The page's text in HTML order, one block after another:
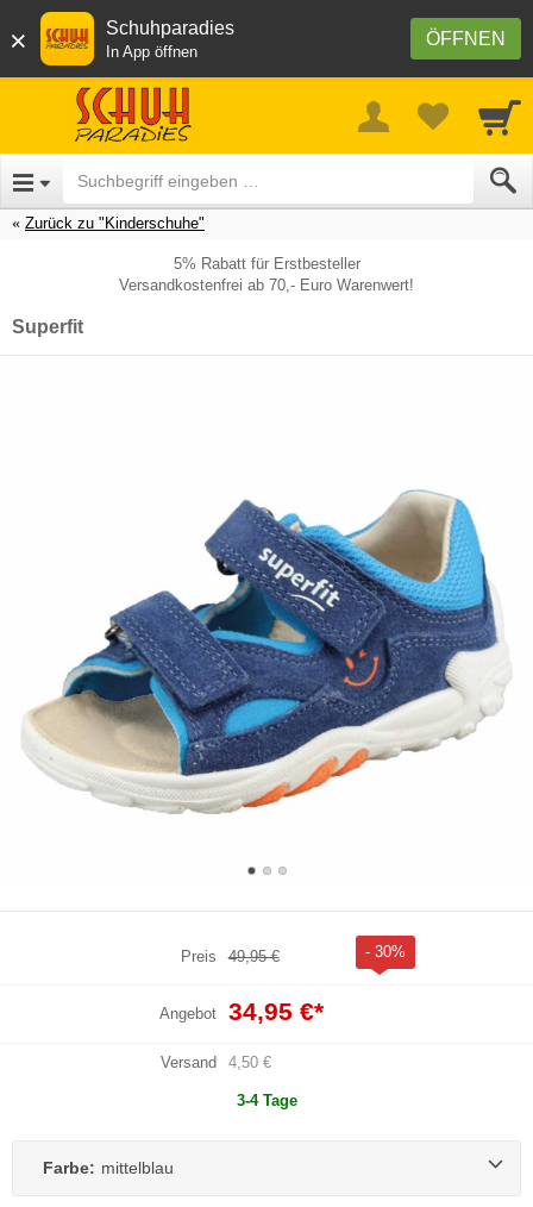
× ÖFFNEN
Schuhparadies
In App öffnen
Zurück zu "Kinderschuhe"
5% Rabatt für Erstbesteller
Versandkostenfrei ab 70,- Euro Warenwert!
Superfit
Preis 49,95 € - 30%
Angebot 34,95 €*
Versand 4,50 €
3-4 Tage
Farbe: mittelblau